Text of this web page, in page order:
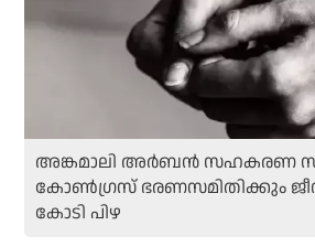
അങ്കമാലി അർബൻ സഹകരണ
കോൺഗ്രസ്‌ ഭരണസമിതിക്കും
കോടി പിഴ